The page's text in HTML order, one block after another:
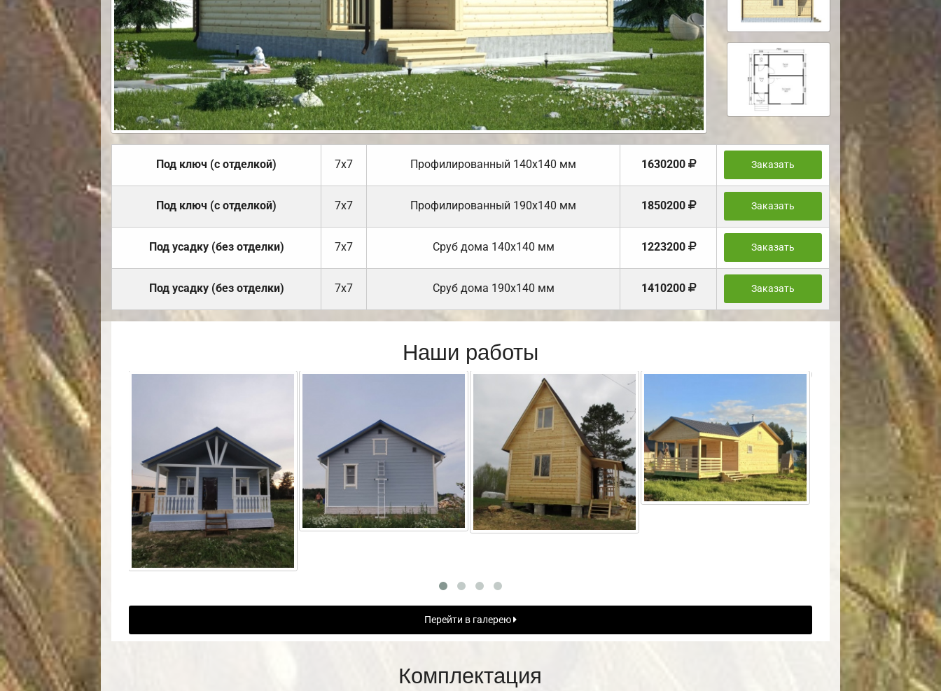
Под ключ (с отделкой) 7х7 Профилированный 140х140 мм 1630200 Заказать
Под ключ (с отделкой) 7х7 Профилированный 190х140 мм 1850200 Заказать
Под усадку (без отделки) 7х7 Cруб дома 140х140 мм 1223200 Заказать
Под усадку (без отделки) 7х7 Cруб дома 190х140 мм 1410200 Заказать
Наши работы
Перейти в галерею
Комплектация